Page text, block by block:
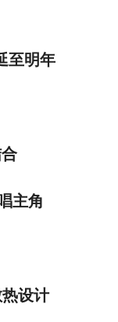
至明年
主角
设计